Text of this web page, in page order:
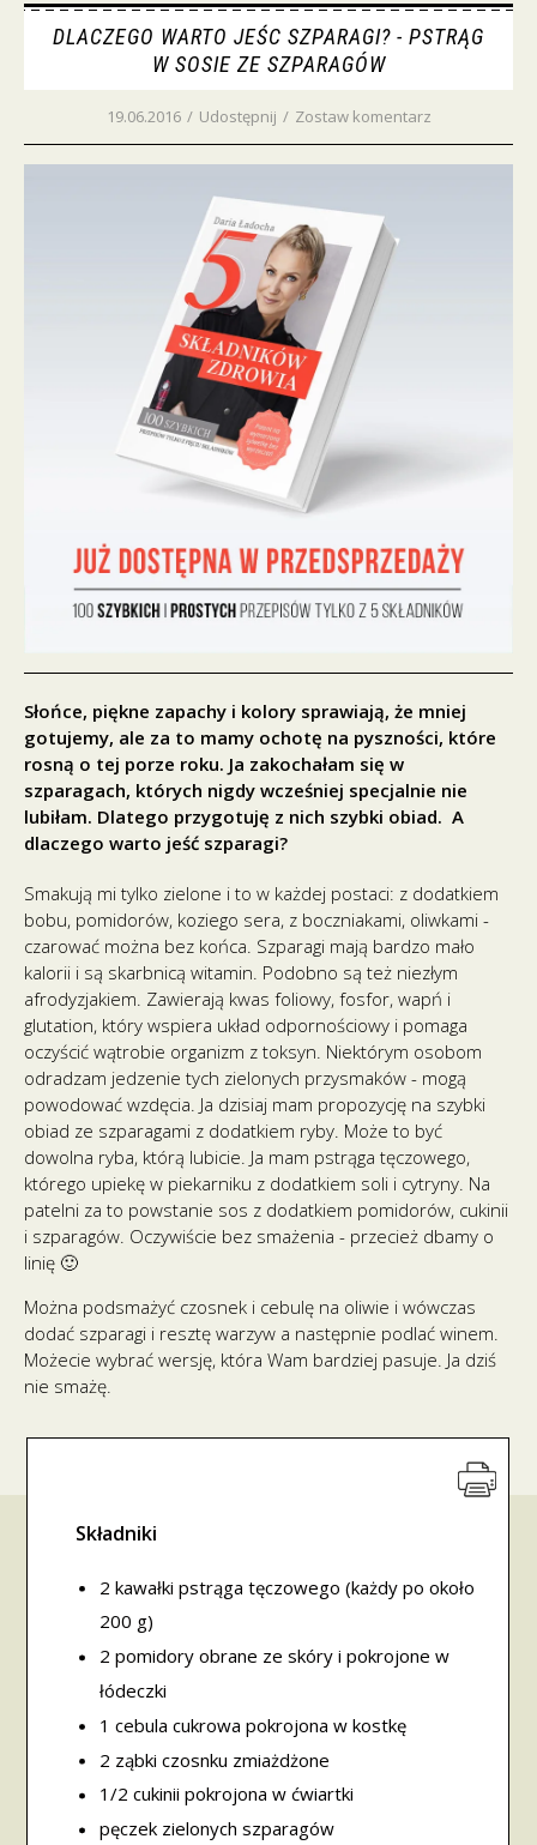
DLACZEGO WARTO JEŚC SZPARAGI? - PSTRĄG
W SOSIE ZE SZPARAGÓW
19.06.2016 / Udostępnij / Zostaw komentarz
Słońce, piękne zapachy i kolory sprawiają, że mniej
gotujemy, ale za to mamy ochotę na pyszności, które
rosną o tej porze roku. Ja zakochałam się w
szparagach, których nigdy wcześniej specjalnie nie
lubiłam. Dlatego przygotuję z nich szybki obiad. A
dlaczego warto jeść szparagi?
Smakują mi tylko zielone i to w każdej postaci: z dodatkiem
bobu, pomidorów, koziego sera, z boczniakami, oliwkami -
czarować można bez końca. Szparagi mają bardzo mało
kalorii i są skarbnicą witamin. Podobno są też niezłym
afrodyzjakiem. Zawierają kwas foliowy, fosfor, wapń i
glutation, który wspiera układ odpornościowy i pomaga
oczyścić wątrobie organizm z toksyn. Niektórym osobom
odradzam jedzenie tych zielonych przysmaków - mogą
powodować wzdęcia. Ja dzisiaj mam propozycję na szybki
obiad ze szparagami z dodatkiem ryby. Może to być
dowolna ryba, którą lubicie. Ja mam pstrąga tęczowego,
którego upiekę w piekarniku z dodatkiem soli i cytryny. Na
patelni za to powstanie sos z dodatkiem pomidorów, cukinii
i szparagów. Oczywiście bez smażenia - przecież dbamy o
linię 🙂
Można podsmażyć czosnek i cebulę na oliwie i wówczas
dodać szparagi i resztę warzyw a następnie podlać winem.
Możecie wybrać wersję, która Wam bardziej pasuje. Ja dziś
nie smażę.
Składniki
2 kawałki pstrąga tęczowego (każdy po około
200 g)
2 pomidory obrane ze skóry i pokrojone w
łódeczki
1 cebula cukrowa pokrojona w kostkę
2 ząbki czosnku zmiażdżone
1/2 cukinii pokrojona w ćwiartki
pęczek zielonych szparagów